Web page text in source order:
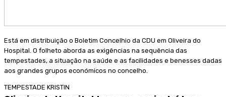
Está em distribuição o Boletim Concelhio da CDU em Oliveira do
Hospital. O folheto aborda as exigências na sequência das
tempestades, a situação na saúde e as facilidades e benesses dadas
aos grandes grupos económicos no concelho.
TEMPESTADE KRISTIN